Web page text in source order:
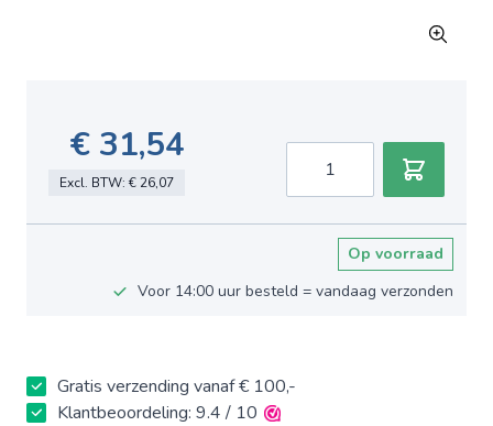
€ 31,54
Excl. BTW: € 26,07
Op voorraad
Voor 14:00 uur besteld = vandaag verzonden
Gratis verzending vanaf € 100,-
Klantbeoordeling: 9.4 / 10